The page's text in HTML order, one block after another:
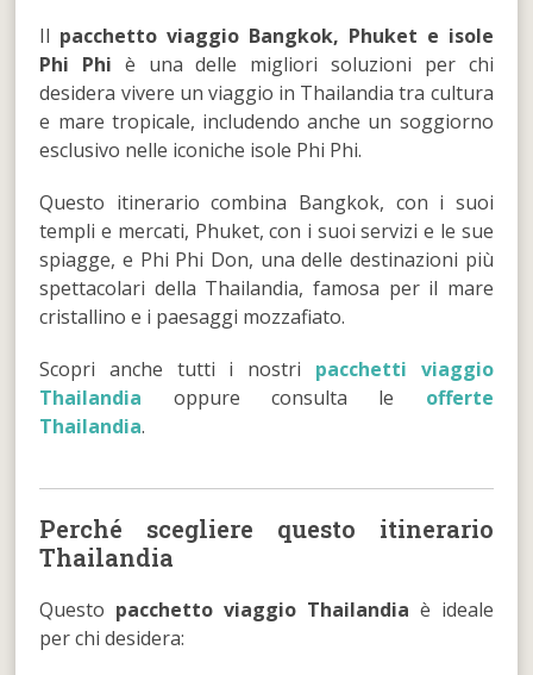
Il pacchetto viaggio Bangkok, Phuket e isole
Phi Phi è una delle migliori soluzioni per chi
desidera vivere un viaggio in Thailandia tra cultura
e mare tropicale, includendo anche un soggiorno
esclusivo nelle iconiche isole Phi Phi.
Questo itinerario combina Bangkok, con i suoi
templi e mercati, Phuket, con i suoi servizi e le sue
spiagge, e Phi Phi Don, una delle destinazioni più
spettacolari della Thailandia, famosa per il mare
cristallino e i paesaggi mozzafiato.
Scopri anche tutti i nostri pacchetti viaggio
Thailandia oppure consulta le offerte
Thailandia.
Perché scegliere questo itinerario
Thailandia
Questo pacchetto viaggio Thailandia è ideale
per chi desidera: